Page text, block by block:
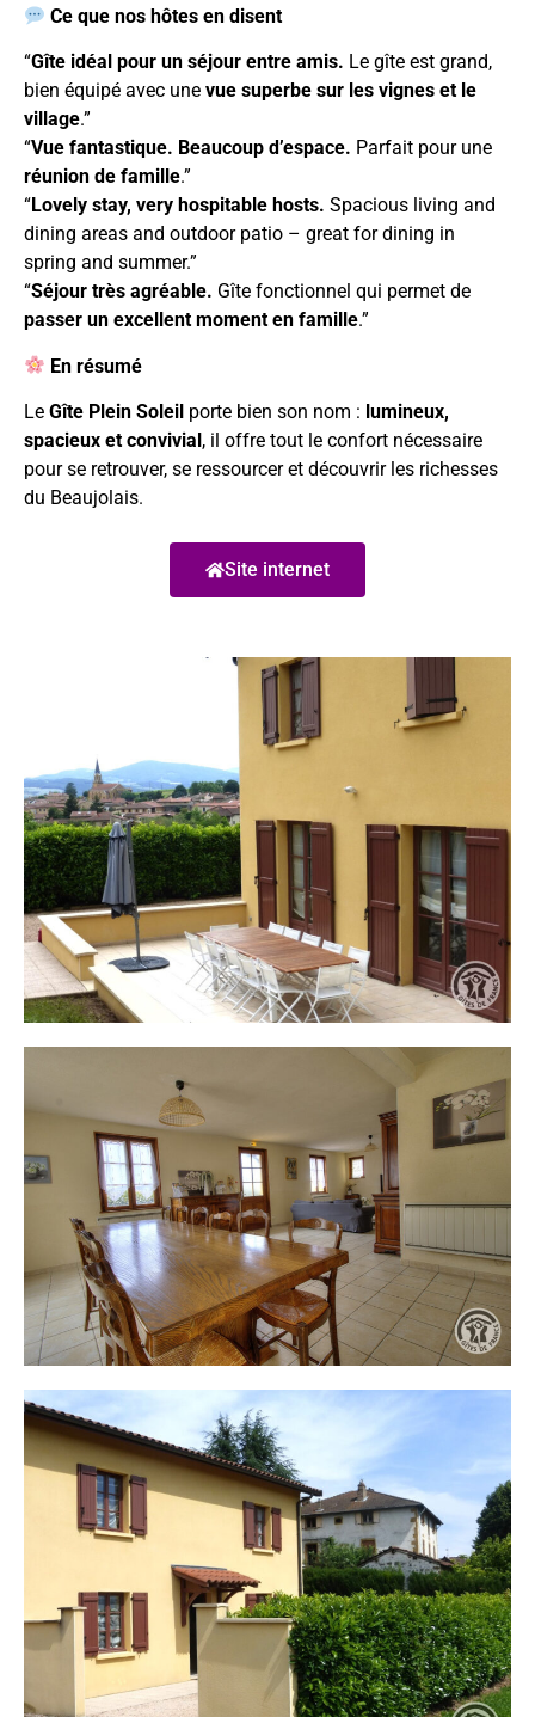
Ce que nos hôtes en disent
“Gîte idéal pour un séjour entre amis. Le gîte est grand,
bien équipé avec une vue superbe sur les vignes et le
village.”
“Vue fantastique. Beaucoup d’espace. Parfait pour une
réunion de famille.”
“Lovely stay, very hospitable hosts. Spacious living and
dining areas and outdoor patio – great for dining in
spring and summer.”
“Séjour très agréable. Gîte fonctionnel qui permet de
passer un excellent moment en famille.”
En résumé
Le Gîte Plein Soleil porte bien son nom : lumineux,
spacieux et convivial, il offre tout le confort nécessaire
pour se retrouver, se ressourcer et découvrir les richesses
du Beaujolais.
Site internet